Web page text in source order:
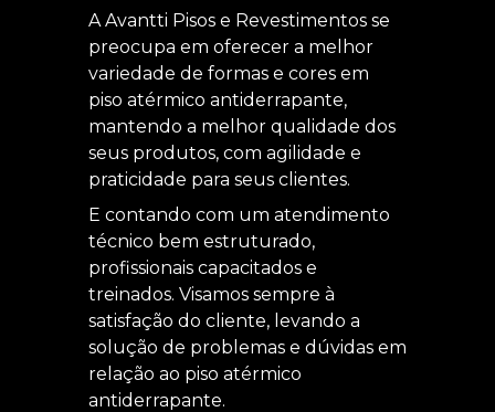
A Avantti Pisos e Revestimentos se
preocupa em oferecer a melhor
variedade de formas e cores em
piso atérmico antiderrapante,
mantendo a melhor qualidade dos
seus produtos, com agilidade e
praticidade para seus clientes.
E contando com um atendimento
técnico bem estruturado,
profissionais capacitados e
treinados. Visamos sempre à
satisfação do cliente, levando a
solução de problemas e dúvidas em
relação ao piso atérmico
antiderrapante.